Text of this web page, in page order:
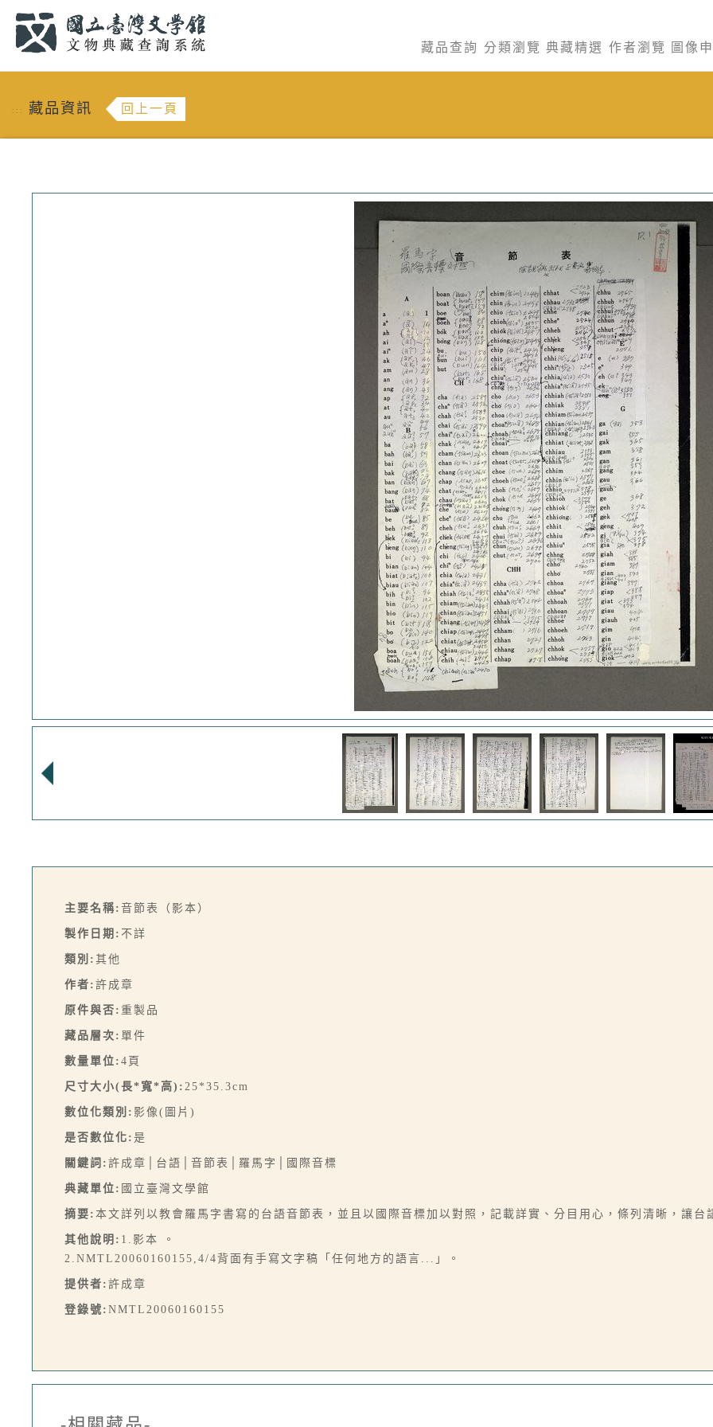
藏品查詢 分類瀏覽 典藏精選 作者瀏覽 圖像
::: 藏品資訊 回上一頁
主要名稱: 音節表（影本）
製作日期: 不詳
類別: 其他
作者: 許成章
原件與否: 重製品
藏品層次: 單件
數量單位: 4頁
尺寸大小(長*寬*高): 25*35.3cm
數位化類別: 影像(圖片)
是否數位化: 是
關鍵詞: 許成章│台語│音節表│羅馬字│國際音標
典藏單位: 國立臺灣文學館
摘要: 本文詳列以教會羅馬字書寫的台語音節表，並且以國際音標加以對照，記載詳實、分目用心，條列清晰，讓
其他說明: 1.影本 。
2.NMTL20060160155,4/4背面有手寫文字稿「任何地方的語言...」。
提供者: 許成章
登錄號: NMTL20060160155